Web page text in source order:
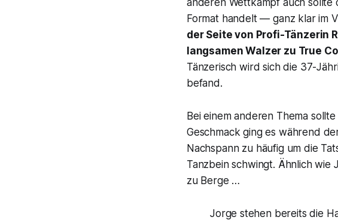
anderen Wettkampf auch sollte
Format handelt — ganz klar im
der Seite von Profi-Tänzerin
langsamen Walzer zu True
Tänzerisch wird sich die 37-
befand.
Bei einem anderen Thema
Geschmack ging es während
Nachspann zu häufig um die
Tanzbein schwingt. Ähnlich wie
zu Berge …
Jorge stehen bereits die